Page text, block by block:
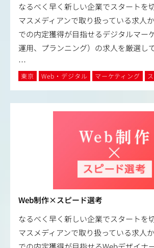
なるべく早く新しい企業でスタートを
マスメディアンで取り扱っている求人
での内定獲得が目指せるデジタルマー
運用、プランニング）の求人を厳選し
…
東京 Web・デジタル マーケティング
Web制作×スピード選考
なるべく早く新しい企業でスタートを
マスメディアンで取り扱っている求人